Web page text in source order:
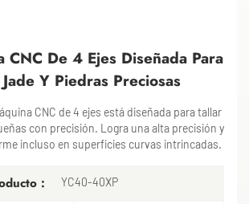
CNC De 4 Ejes Diseñada Para
Y Piedras Preciosas
CNC de 4 ejes está diseñada para tallar
con precisión. Logra una alta precisión y
incluso en superficies curvas intrincadas.
: YC40-40XP